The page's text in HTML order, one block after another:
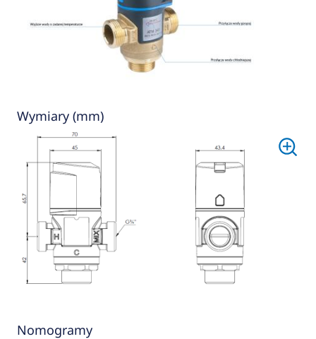
Wymiary (mm)
Nomogramy